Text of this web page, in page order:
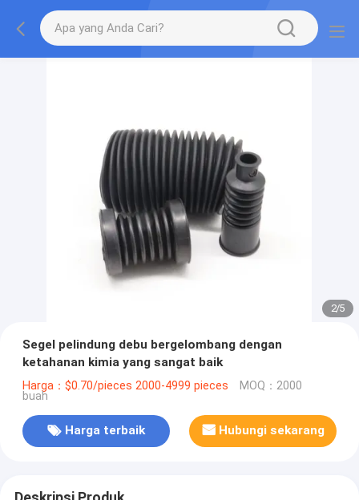
2/5
Segel pelindung debu bergelombang dengan
ketahanan kimia yang sangat baik
Harga：$0.70/pieces 2000-4999 pieces MOQ：2000
buah
Harga terbaik Hubungi sekarang